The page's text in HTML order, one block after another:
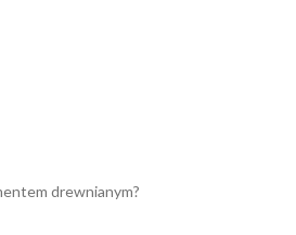
drewnianym?